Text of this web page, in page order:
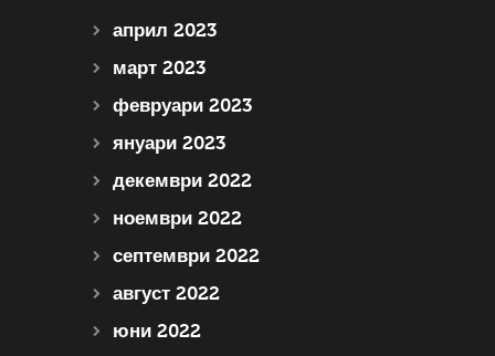
април 2023
март 2023
февруари 2023
януари 2023
декември 2022
ноември 2022
септември 2022
август 2022
юни 2022